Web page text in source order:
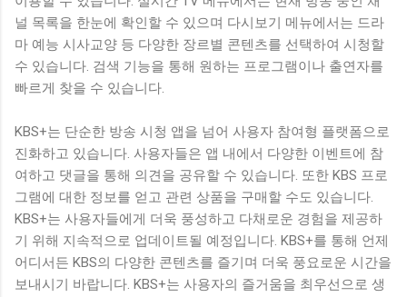
널 목록을 한눈에 확인할 수 있으며 다시보기 메뉴에서는 드라
마 예능 시사교양 등 다양한 장르별 콘텐츠를 선택하여 시청할
수 있습니다. 검색 기능을 통해 원하는 프로그램이나 출연자를
빠르게 찾을 수 있습니다.
KBS+는 단순한 방송 시청 앱을 넘어 사용자 참여형 플랫폼으로
진화하고 있습니다. 사용자들은 앱 내에서 다양한 이벤트에 참
여하고 댓글을 통해 의견을 공유할 수 있습니다. 또한 KBS 프로
그램에 대한 정보를 얻고 관련 상품을 구매할 수도 있습니다.
KBS+는 사용자들에게 더욱 풍성하고 다채로운 경험을 제공하
기 위해 지속적으로 업데이트될 예정입니다. KBS+를 통해 언제
어디서든 KBS의 다양한 콘텐츠를 즐기며 더욱 풍요로운 시간을
보내시기 바랍니다. KBS+는 사용자의 즐거움을 최우선으로 생